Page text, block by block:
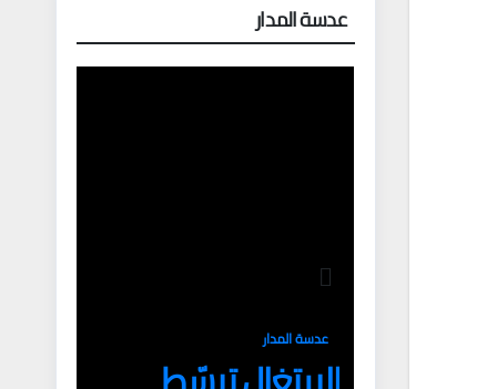
عدسة المدار
عدسة المدار